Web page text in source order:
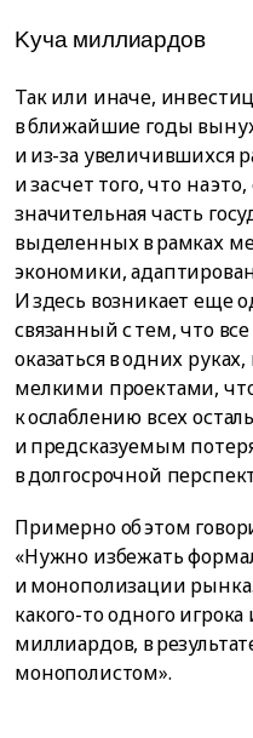
Kyчa миллиapдoв
Так или иначе,
в ближайшие годы
и из-за увеличившихся
и за счет того, что на
значительная часть
выделенных в рамках
экономики,
И здесь возникает еще
связанный с тем, что
оказаться в одних
мелкими проектами,
к ослаблению всех
и предсказуемым
в долгосрочной
Примерно об этом
«Нужно избежать
и монополизации
какого-то одного
миллиардов, в
монополистом».